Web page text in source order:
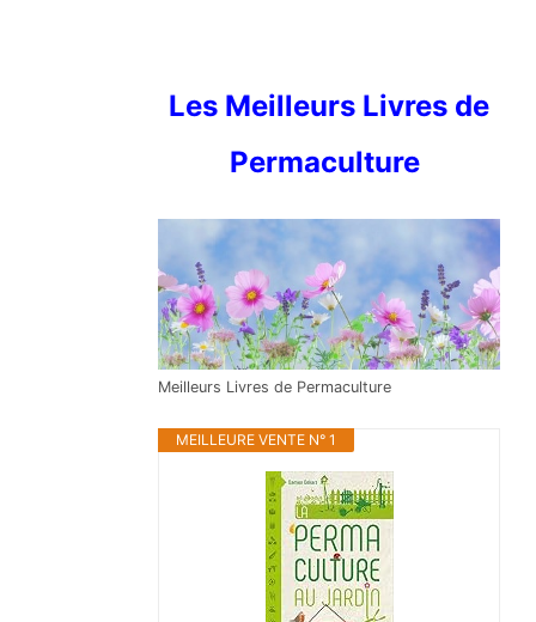
Les Meilleurs Livres de
Permaculture
Meilleurs Livres de Permaculture
MEILLEURE VENTE N° 1